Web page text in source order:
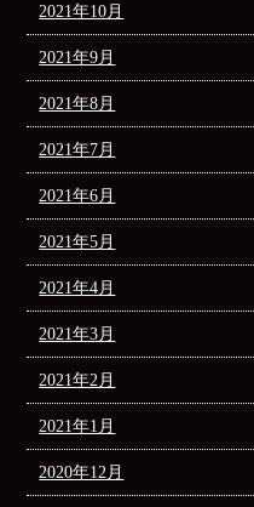
2021年10月
2021年9月
2021年8月
2021年7月
2021年6月
2021年5月
2021年4月
2021年3月
2021年2月
2021年1月
2020年12月